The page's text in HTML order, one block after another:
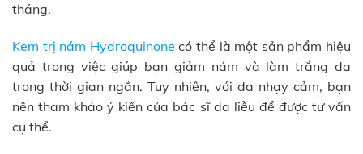
tháng.
Kem trị nám Hydroquinone có thể là một sản phẩm hiệu
quả trong việc giúp bạn giảm nám và làm trắng da
trong thời gian ngắn. Tuy nhiên, với da nhạy cảm, bạn
nên tham khảo ý kiến của bác sĩ da liễu để được tư vấn
cụ thể.